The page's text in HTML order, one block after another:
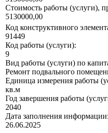
Стоимость работы (услуги),
5130000,00
Код конструктивного
91449
Код работы (услуги):
9
Вид работы (услуги) по
Ремонт подвального
Единица измерения работы
кв.м
Год завершения работы
2040
Дата заполнения информации:
26.06.2025